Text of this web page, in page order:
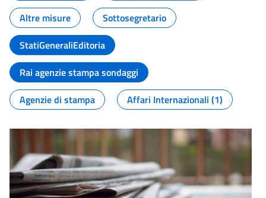
Altre misure
Sottosegretario
StatiGeneraliEditoria
Rai agenzie stampa sondaggi
Agenzie di stampa
Affari Internazionali (1)